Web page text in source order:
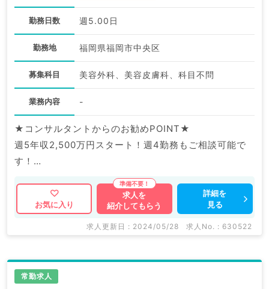
勤務日数 週5.00日
勤務地 福岡県福岡市中央区
募集科目 美容外科、美容皮膚科、科目不問
業務内容 -
★コンサルタントからのお勧めPOINT★
週5年収2,500万円スタート！週4勤務もご相談可能で
す！
駅チカで通勤にも便利◎
美容未経験の方もOKです！
マイナビDOCTORでは病院やクリニックなどの医療機
掲載情報以外にも産業医等の企業系求人も多数扱ってい
ます。
お気に入り
求人を
紹介してもらう
詳細を
見る
求人更新日 : 2024/05/28 求人No. : 630522
常勤求人